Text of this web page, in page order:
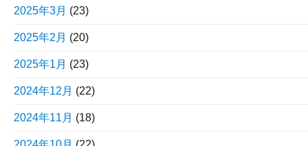
2025年3月 (23)
2025年2月 (20)
2025年1月 (23)
2024年12月 (22)
2024年11月 (18)